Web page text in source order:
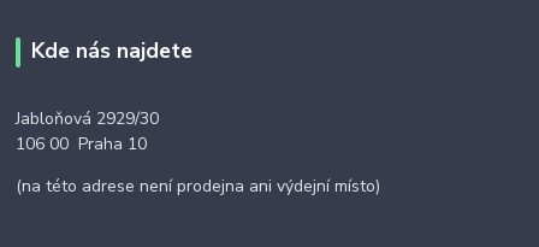
Kde nás najdete
Jabloňová 2929/30
106 00 Praha 10
(na této adrese není prodejna ani výdejní místo)